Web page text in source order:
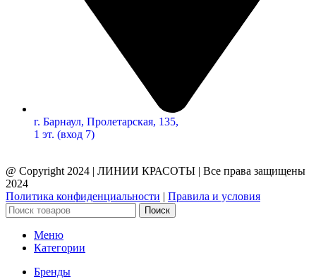
г. Барнаул, Пролетарская, 135,​
1 эт. (вход 7)
@ Copyright 2024 | ЛИНИИ КРАСОТЫ | Все права защищены
2024
Политика конфиденциальности | Правила и условия
Поиск
Меню
Категории
Бренды